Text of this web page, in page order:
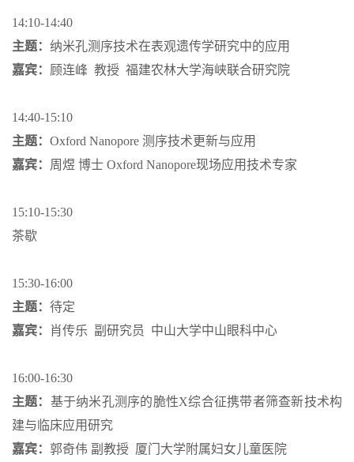
14:10-14:40
主题： 纳米孔测序技术在表观遗传学研究中的应用
嘉宾： 顾连峰 教授 福建农林大学海峡联合研究院
14:40-15:10
主题： Oxford Nanopore 测序技术更新与应用
嘉宾： 周煜 博士 Oxford Nanopore现场应用技术专家
15:10-15:30
茶歇
15:30-16:00
主题： 待定
嘉宾：
肖传乐 副研究员 中山大学中山眼科中心
16:00-16:30
主题： 基于纳米孔测序的脆性X综合征携带者筛查新技术构
建与临床应用研究
嘉宾： 郭奇伟 副教授 厦门大学附属妇女儿童医院